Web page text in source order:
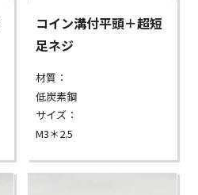
コイン溝付平頭＋超短
足ネジ
材質：
低炭素鋼
サイズ：
M3＊2.5